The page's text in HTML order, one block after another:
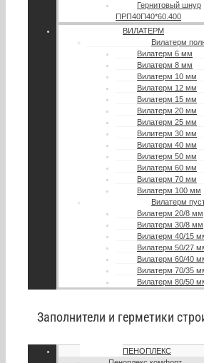
Гернитовый шнур
ПРП40П40*60.400
ВИЛАТЕРМ
Вилатерм
Вилатерм 6 мм
Вилатерм 8 мм
Вилатерм 10 мм
Вилатерм 12 мм
Вилатерм 15 мм
Вилатерм 20 мм
Вилатерм 25 мм
Вилитерм 30 мм
Вилатерм 40 мм
Вилатерм 50 мм
Вилатерм 60 мм
Вилатерм 70 мм
Вилатерм 100 мм
Вилатерм
Вилатерм 20/8 мм
Вилатерм 30/8 мм
Вилатерм 40/15
Вилатерм 50/27
Вилатерм 60/40
Вилатерм 70/35
Вилатерм 80/50
Заполнители и герметики
ПЕНОПЛЕКС